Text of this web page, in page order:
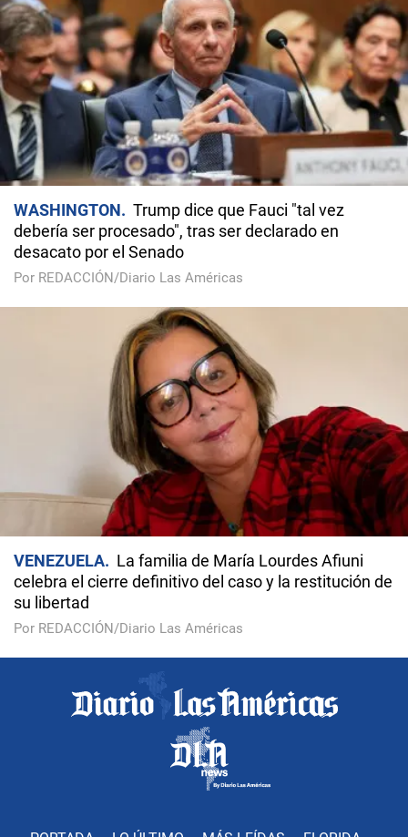
WASHINGTON
Trump dice que Fauci "tal vez
debería ser procesado", tras ser declarado en
desacato por el Senado
Por REDACCIÓN/Diario Las Américas
VENEZUELA
La familia de María Lourdes Afiuni
celebra el cierre definitivo del caso y la restitución de
su libertad
Por REDACCIÓN/Diario Las Américas